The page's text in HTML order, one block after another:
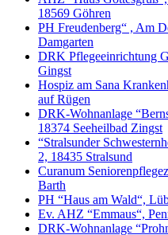
18569 Göhren
PH Freudenberg“ , Am
Damgarten
DRK Pflegeeinrichtung
Gingst
Hospiz am Sana
auf Rügen
DRK-Wohnanlage
18374 Seeheilbad Zingst
“Stralsunder
2, 18435 Stralsund
Curanum
Barth
PH “Haus am Wald“,
Ev. AHZ “Emmaus“,
DRK-Wohnanlage